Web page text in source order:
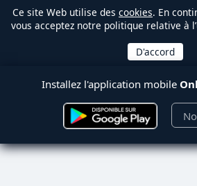
Ce site Web utilise des cookies. En
vous acceptez notre politique relative à
Installez l'application mobile